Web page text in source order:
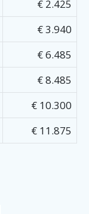
€ 2.425
€ 3.940
€ 6.485
€ 8.485
€ 10.300
€ 11.875